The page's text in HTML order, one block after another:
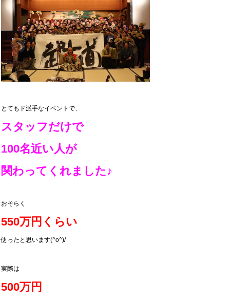
とてもド派手なイベントで、
スタッフだけで
100名近い人が
関わってくれました♪
おそらく
550万円くらい
使ったと思います(^o^)/
実際は
500万円